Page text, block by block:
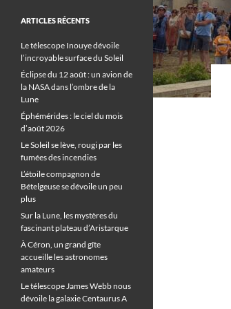
ARTICLES RÉCENTS
Le télescope Inouye dévoile
l’incroyable surface du Soleil
Éclipse du 12 août : un avion de
la NASA dans l’ombre de la
Lune
Éphémérides : le ciel du mois
d’août 2026
Le Soleil se lève, rougi par les
fumées des incendies
L’étoile compagnon de
Bételgeuse se dévoile un peu
plus
Sur la Lune, les mystères du
fascinant plateau d’Aristarque
À Céron, un grand gîte
accueille les astronomes
amateurs
Le télescope James Webb nous
dévoile la galaxie Centaurus A